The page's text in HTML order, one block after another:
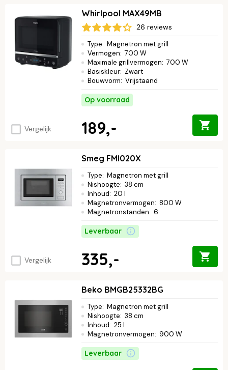
Vergelijk
Whirlpool MAX49MB
26 reviews
Type: Magnetron met grill
Vermogen: 700 W
Maximale grillvermogen: 700 W
Basiskleur: Zwart
Bouwvorm: Vrijstaand
Op voorraad
189,-
Vergelijk
Smeg FMI020X
Type: Magnetron met grill
Nishoogte: 38 cm
Inhoud: 20 l
Magnetronvermogen: 800 W
Magnetronstanden: 6
Leverbaar
335,-
Beko BMGB25332BG
Type: Magnetron met grill
Nishoogte: 38 cm
Inhoud: 25 l
Magnetronvermogen: 900 W
Leverbaar